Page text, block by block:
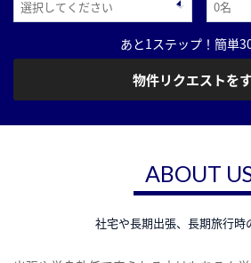
あと1ステップ！簡単
物件リクエストを
ABOUT
社宅や長期出張、長期旅行時